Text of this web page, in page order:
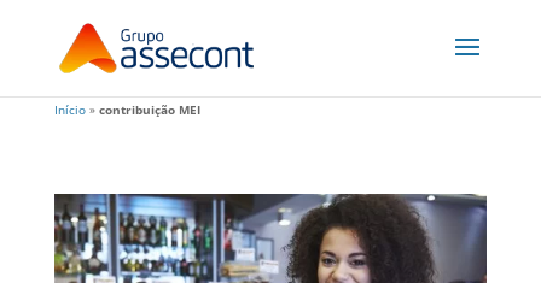
Início» contribuição MEI